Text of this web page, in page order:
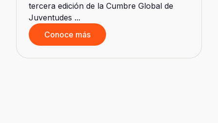
tercera edición de la Cumbre Global de
Juventudes ...
Conoce más